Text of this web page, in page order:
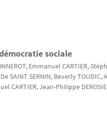
sociale
, Emmanuel CARTIER,
SAINT SERNIN, BeverlyTOUDIC,
CARTIER, Jean-Philippe